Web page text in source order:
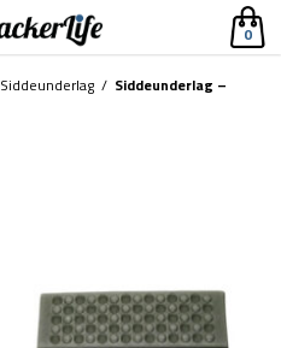
0
Siddeunderlag / Siddeunderlag –